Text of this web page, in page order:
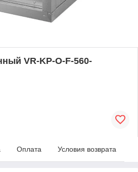
VR-KP-O-F-560-
Оплата Условия возврата